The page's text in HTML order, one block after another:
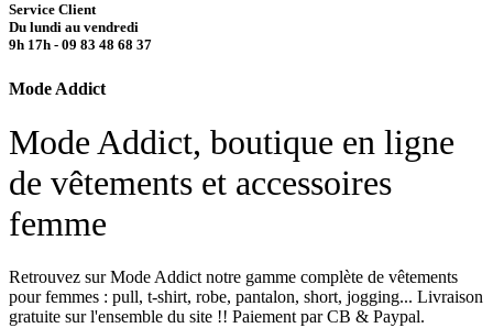
Service Client
Du lundi au vendredi
9h 17h - 09 83 48 68 37
Mode Addict
Mode Addict, boutique en ligne
de vêtements et accessoires
femme
Retrouvez sur Mode Addict notre gamme complète de vêtements
pour femmes : pull, t-shirt, robe, pantalon, short, jogging... Livraison
gratuite sur l'ensemble du site !! Paiement par CB & Paypal.